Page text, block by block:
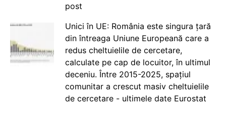
post
Unici în UE: România este singura țară
din întreaga Uniune Europeană care a
redus cheltuielile de cercetare,
calculate pe cap de locuitor, în ultimul
deceniu. Între 2015-2025, spațiul
comunitar a crescut masiv cheltuielile
de cercetare - ultimele date Eurostat